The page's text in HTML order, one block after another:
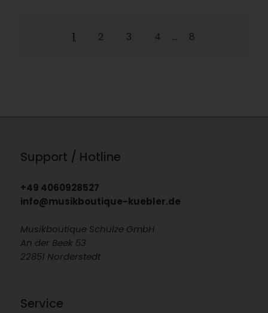
1 2 3 4 ... 8
Support / Hotline
+49 4060928527
info@musikboutique-kuebler.de
Musikboutique Schulze GmbH
An der Beek 53
22851 Norderstedt
Service